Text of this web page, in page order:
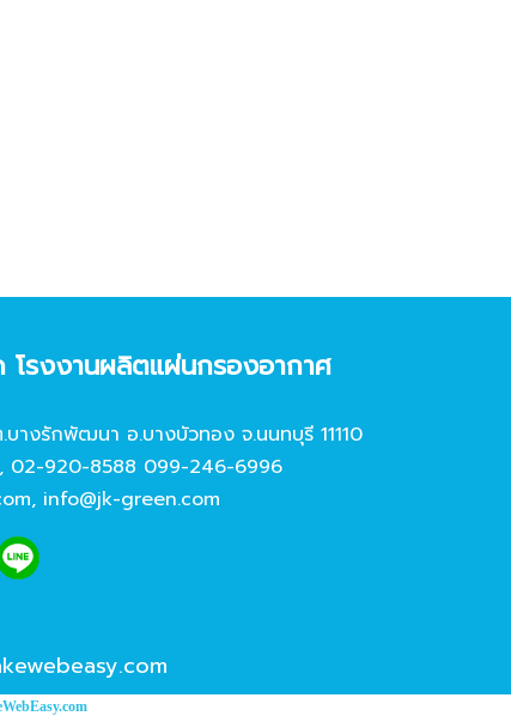
โรงงานผลิตแผ่นกรองอากาศ
างรักพัฒนา อ.บางบัวทอง จ.นนทบุรี 11110
, 02-920-8588 099-246-6996
, info@jk-green.com